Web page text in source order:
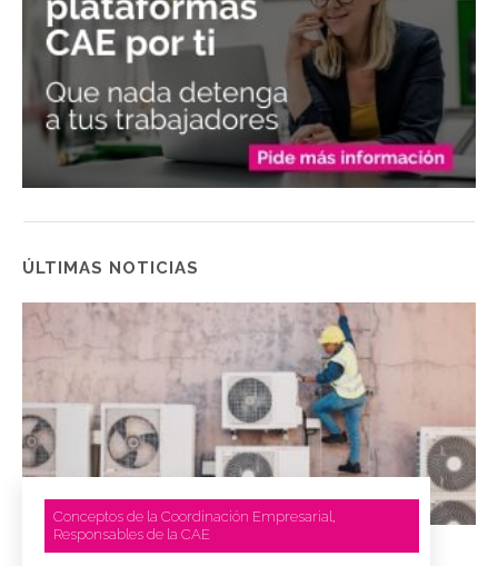
ÚLTIMAS NOTICIAS
Conceptos de la Coordinación Empresarial,
Responsables de la CAE